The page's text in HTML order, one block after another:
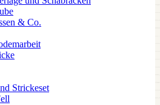
& Co.
Strickeset